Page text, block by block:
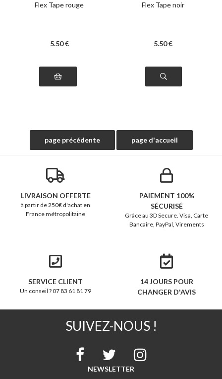
Flex Tape rouge
5.50 €
Flex Tape noir
5.50 €
LIVRAISON OFFERTE
à partir de 250€ d'achat en
France métropolitaine
PAIEMENT 100%
SÉCURISÉ
Grâce au 3D Secure. Visa, Carte
Bancaire, PayPal, Virements
SERVICE CLIENT
Un conseil ? 07 83 61 81 79
14 JOURS POUR
CHANGER D'AVIS
SUIVEZ-NOUS !
NEWSLETTER